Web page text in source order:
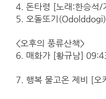
4. 돈타령 [노래:한승석
5. 오돌또기
<오후의 풍류산책>
6. 매화가 [황규남]
7. 행복 물고온 제비 [